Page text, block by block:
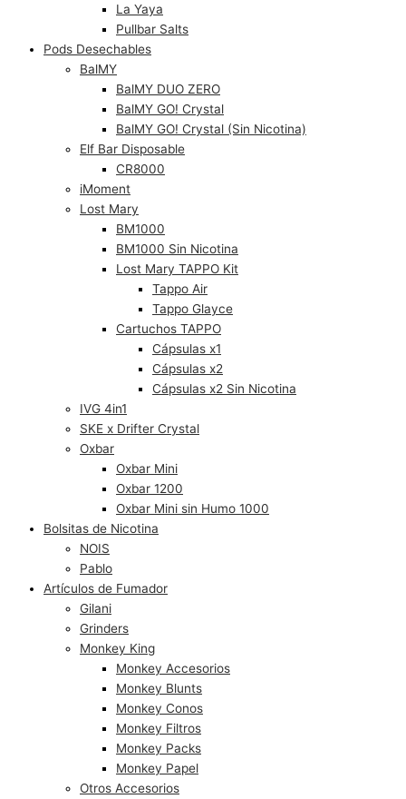
La Yaya
Pullbar Salts
Pods Desechables
BalMY
BalMY DUO ZERO
BalMY GO! Crystal
BalMY GO! Crystal (Sin Nicotina)
Elf Bar Disposable
CR8000
iMoment
Lost Mary
BM1000
BM1000 Sin Nicotina
Lost Mary TAPPO Kit
Tappo Air
Tappo Glayce
Cartuchos TAPPO
Cápsulas x1
Cápsulas x2
Cápsulas x2 Sin Nicotina
IVG 4in1
SKE x Drifter Crystal
Oxbar
Oxbar Mini
Oxbar 1200
Oxbar Mini sin Humo 1000
Bolsitas de Nicotina
NOIS
Pablo
Artículos de Fumador
Gilani
Grinders
Monkey King
Monkey Accesorios
Monkey Blunts
Monkey Conos
Monkey Filtros
Monkey Packs
Monkey Papel
Otros Accesorios